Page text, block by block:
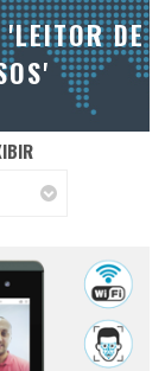
'LEITOR DE